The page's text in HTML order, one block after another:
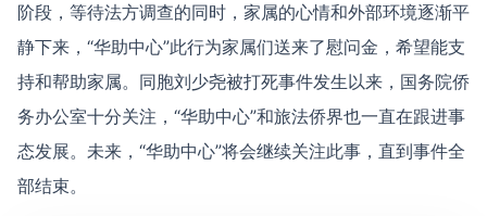
阶段，等待法方调查的同时，家属的心情和外部环境逐渐平
静下来，“华助中心”此行为家属们送来了慰问金，希望能支
持和帮助家属。同胞刘少尧被打死事件发生以来，国务院侨
务办公室十分关注，“华助中心”和旅法侨界也一直在跟进事
态发展。未来，“华助中心”将会继续关注此事，直到事件全
部结束。